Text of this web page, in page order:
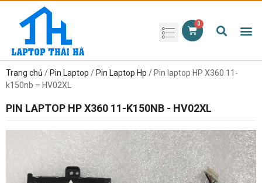
Trang chủ / Pin Laptop / Pin Laptop Hp / Pin laptop HP X360 11-
k150nb – HV02XL
PIN LAPTOP HP X360 11-K150NB - HV02XL